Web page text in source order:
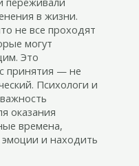
в жизни.
не все проходят
могут
Это
принятия — не
Психологи и
оказания
времена,
и находить